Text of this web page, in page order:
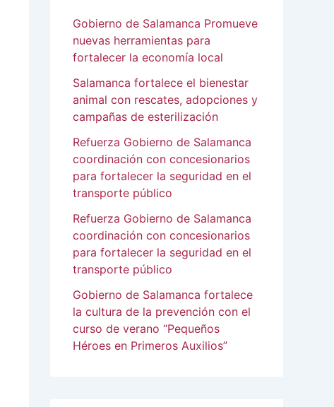
Gobierno de Salamanca Promueve
nuevas herramientas para
fortalecer la economía local
Salamanca fortalece el bienestar
animal con rescates, adopciones y
campañas de esterilización
Refuerza Gobierno de Salamanca
coordinación con concesionarios
para fortalecer la seguridad en el
transporte público
Refuerza Gobierno de Salamanca
coordinación con concesionarios
para fortalecer la seguridad en el
transporte público
Gobierno de Salamanca fortalece
la cultura de la prevención con el
curso de verano “Pequeños
Héroes en Primeros Auxilios”